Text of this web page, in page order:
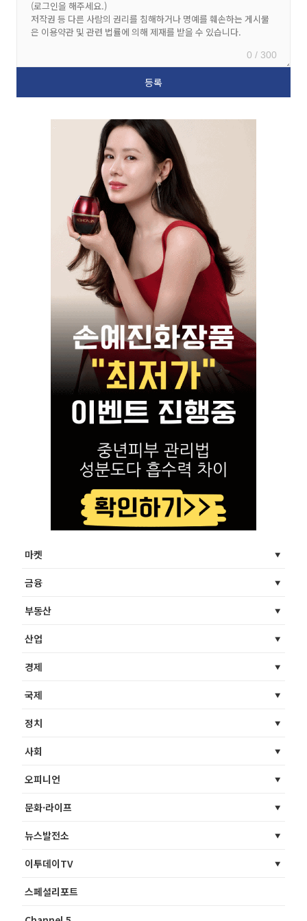
0 / 300
마켓
금융
부동산
산업
경제
국제
정치
사회
오피니언
문화·라이프
뉴스발전소
이투데이TV
스페셜리포트